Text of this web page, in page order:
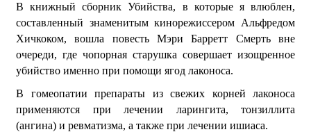
В книжный сборник Убийства, в которые я влюблен,
составленный знаменитым кинорежиссером Альфредом
Хичкоком, вошла повесть Мэри Барретт Смерть вне
очереди, где чопорная старушка совершает изощренное
убийство именно при помощи ягод лаконоса.
В гомеопатии препараты из свежих корней лаконоса
применяются при лечении ларингита, тонзиллита
(ангина) и ревматизма, а также при лечении ишиаса.